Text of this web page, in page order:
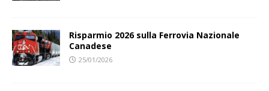
Risparmio 2026 sulla Ferrovia Nazionale
Canadese
25/01/2026